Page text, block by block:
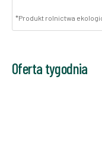
*Produkt rolnictwa
Oferta tygodnia